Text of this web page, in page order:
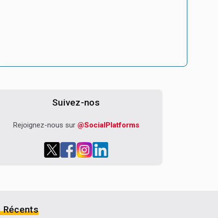
Suivez-nos
Rejoignez-nous sur @SocialPlatforms